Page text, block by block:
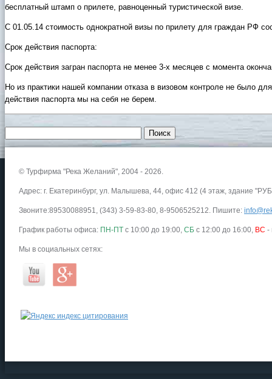
бесплатный штамп о прилете, равноценный туристической визе.
С 01.05.14 стоимость однократной визы по прилету для граждан РФ
Срок действия паспорта:
Срок действия загран паспорта не менее 3-х месяцев с момента
Но из практики нашей компании отказа в визовом контроле не было
действия паспорта мы на себя не берем.
© Турфирма "Река Желаний", 2004 - 2026.
Адрес: г. Екатеринбург, ул. Малышева, 44, офис 412 (4 этаж, здание
Звоните:89530088951, (343) 3-59-83-80, 8-9506525212. Пишите:
График работы офиса: ПН-ПТ с 10:00 до 19:00, СБ с 12:00 до 16:00, ВС -
Мы в социальных сетях: